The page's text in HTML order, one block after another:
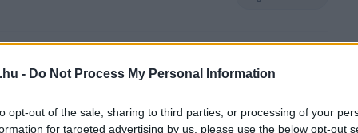
- Do Not Process My Personal Information
opt-out of the sale, sharing to third parties, or processing of your
for targeted advertising by us, please use the below opt-out
⏱️ KB. 3 PERC OLVASÁS